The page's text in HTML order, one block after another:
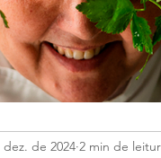
dez. de 2024 2 min de